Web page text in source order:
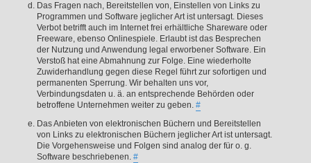
Das Fragen nach, Bereitstellen von, Einstellen von Links zu
Programmen und Software jeglicher Art ist untersagt. Dieses
Verbot betrifft auch im Internet frei erhältliche Shareware oder
Freeware, ebenso Onlinespiele. Erlaubt ist das Besprechen
der Nutzung und Anwendung legal erworbener Software. Ein
Verstoß hat eine Abmahnung zur Folge. Eine wiederholte
Zuwiderhandlung gegen diese Regel führt zur sofortigen und
permanenten Sperrung. Wir behalten uns vor,
Verbindungsdaten u. ä. an entsprechende Behörden oder
betroffene Unternehmen weiter zu geben. #
Das Anbieten von elektronischen Büchern und Bereitstellen
von Links zu elektronischen Büchern jeglicher Art ist untersagt.
Die Vorgehensweise und Folgen sind analog der für o. g.
Software beschriebenen. #